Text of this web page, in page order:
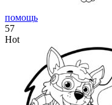
помощь
57
Hot